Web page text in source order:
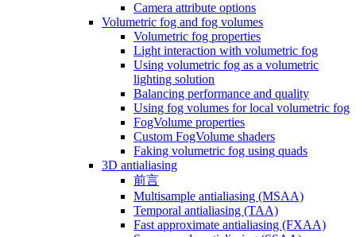
Camera attribute options
Volumetric fog and fog volumes
Volumetric fog properties
Light interaction with volumetric fog
Using volumetric fog as a volumetric
lighting solution
Balancing performance and quality
Using fog volumes for local volumetric fog
FogVolume properties
Custom FogVolume shaders
Faking volumetric fog using quads
3D antialiasing
前言
Multisample antialiasing (MSAA)
Temporal antialiasing (TAA)
Fast approximate antialiasing (FXAA)